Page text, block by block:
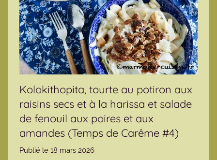
Kolokithopita, tourte au potiron aux
raisins secs et à la harissa et salade
de fenouil aux poires et aux
amandes (Temps de Carême #4)
Publié le 18 mars 2026